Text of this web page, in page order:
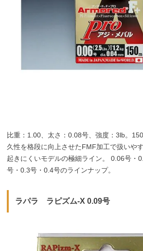
比重：1.00、太さ：0.08号、強度：3lb。
久性を格段に向上させたFMF加工で扱いや
起きにくいモデルの極細ライン。 0.06号・
号・0.3号・0.4号のラインナップ。
ラパラ ラピズム-X 0.09号